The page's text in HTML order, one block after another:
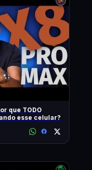
que TODO
esse celular?